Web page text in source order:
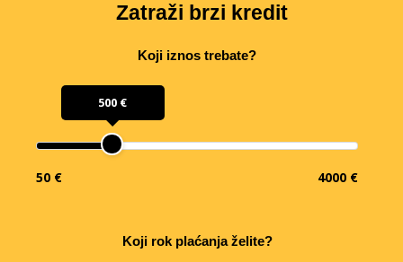
Zatraži brzi kredit
Koji iznos trebate?
500 €
50 € 4000 €
Koji rok plaćanja želite?